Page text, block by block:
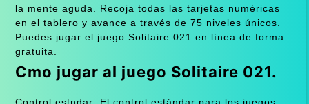
la mente aguda. Recoja todas las tarjetas numéricas
en el tablero y avance a través de 75 niveles únicos.
Puedes jugar el juego Solitaire 021 en línea de forma
gratuita.
Cmo jugar al juego Solitaire 021.
Control estndar: El control estándar para los juegos